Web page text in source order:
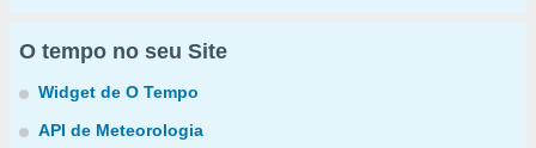
O tempo no seu Site
Widget de O Tempo
API de Meteorologia